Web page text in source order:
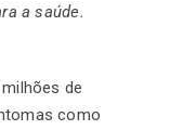
a saúde.
de
como